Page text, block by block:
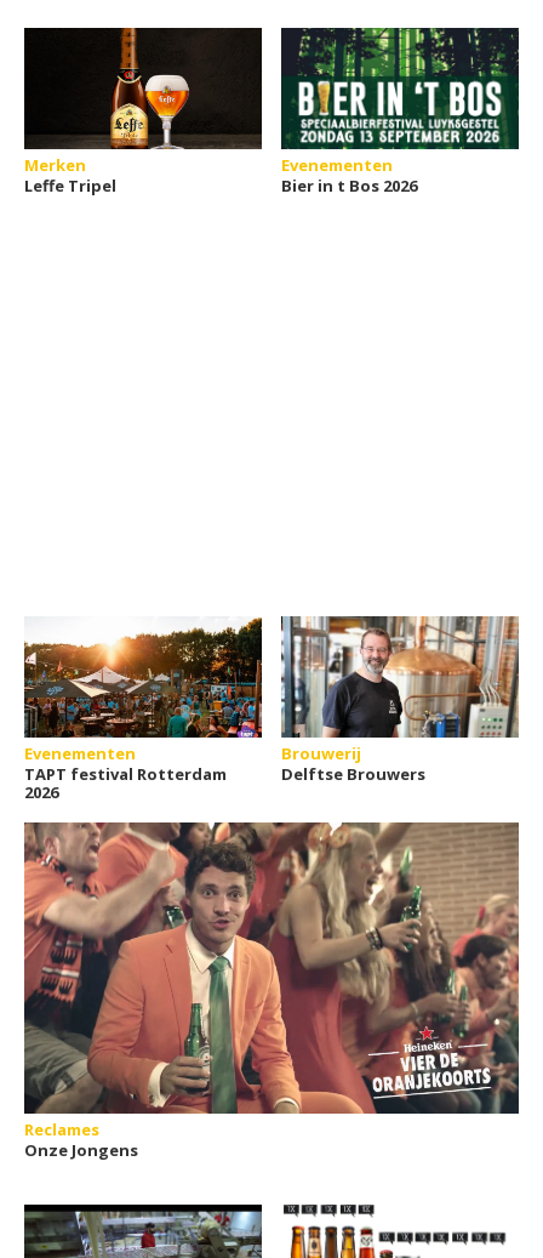
Merken
Leffe Tripel
Evenementen
Bier in t Bos 2026
Evenementen
TAPT festival Rotterdam
2026
Brouwerij
Delftse Brouwers
Reclames
Onze Jongens